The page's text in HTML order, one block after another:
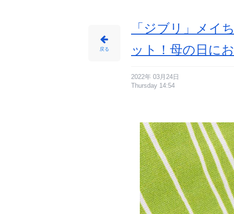
戻る
「ジブリ」メイ
ット！母の日に
2022年 03月24日
Thursday 14:54